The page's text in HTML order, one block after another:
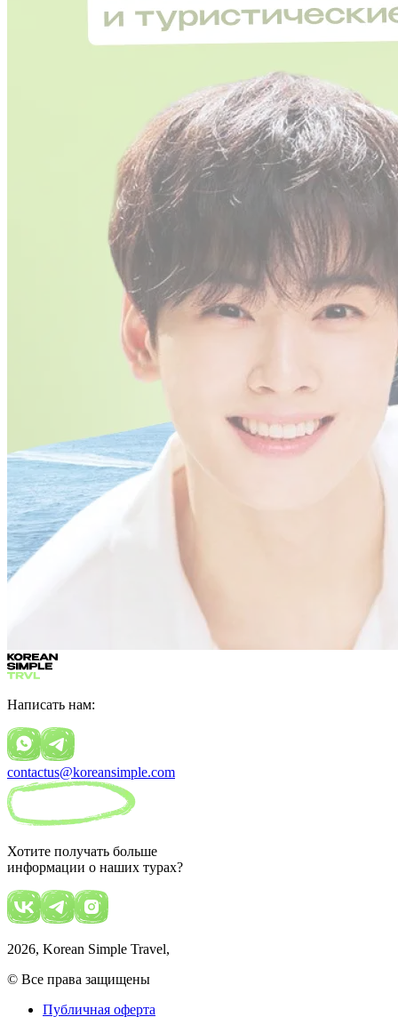
Написать нам:
contactus@koreansimple.com
Хотите получать больше
информации о наших турах?
2026, Korean Simple Travel,
© Все права защищены
Публичная оферта